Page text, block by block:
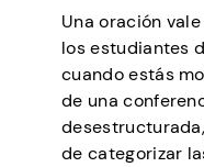
Una oración
los estudiantes
cuando estás
de una
de categorizar